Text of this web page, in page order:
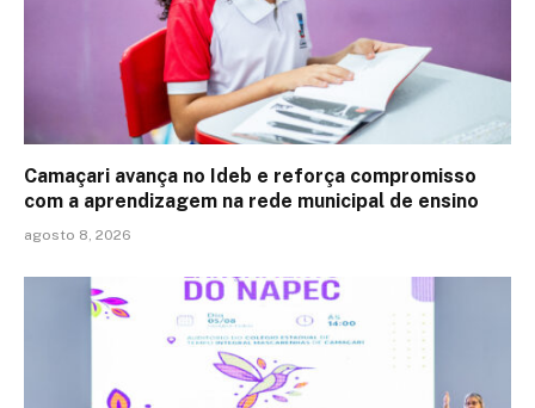
Camaçari avança no Ideb e reforça compromisso
com a aprendizagem na rede municipal de ensino
agosto 8, 2026